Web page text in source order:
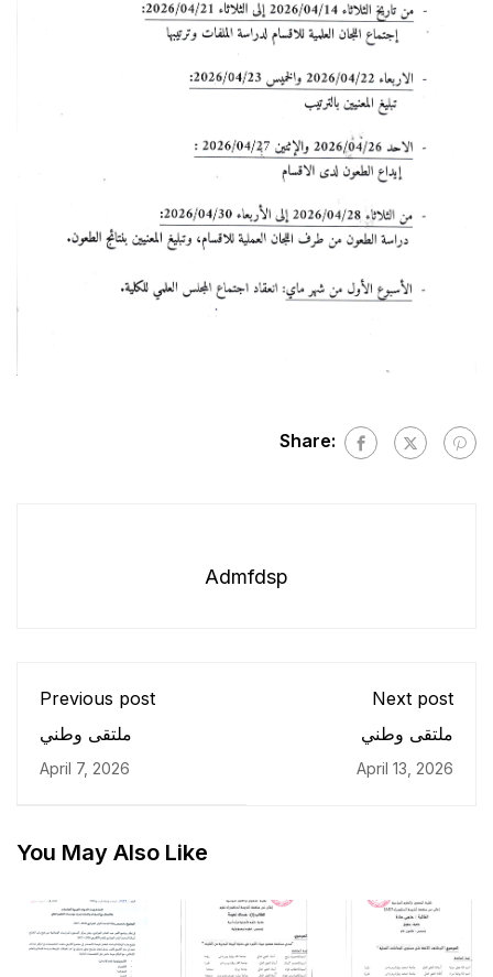
Share:
Admfdsp
Previous post
ملتقى وطني
April 7, 2026
Next post
ملتقى وطني
April 13, 2026
You May Also Like